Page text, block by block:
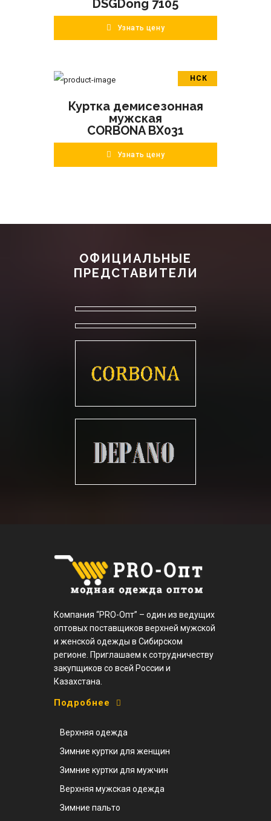
DSGDong 7105
Узнать цену
НСК
ПОДРОБНЕЕ
Куртка демисезонная
мужская
CORBONA BX031
Узнать цену
ОФИЦИАЛЬНЫЕ
ПРЕДСТАВИТЕЛИ
Компания “PRO-Опт” – один из ведущих
оптовых поставщиков верхней мужской
и женской одежды в Сибирском
регионе. Приглашаем к сотрудничеству
закупщиков со всей России и
Казахстана.
Подробнее
Верхняя одежда
Зимние куртки для женщин
Зимние куртки для мужчин
Верхняя мужская одежда
Зимние пальто